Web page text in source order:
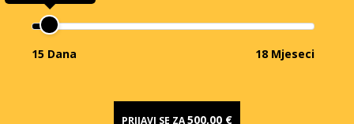
15 Dana 18 Mjeseci
PRIJAVI SE ZA500,00 €